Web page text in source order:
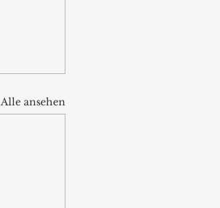
Alle ansehen